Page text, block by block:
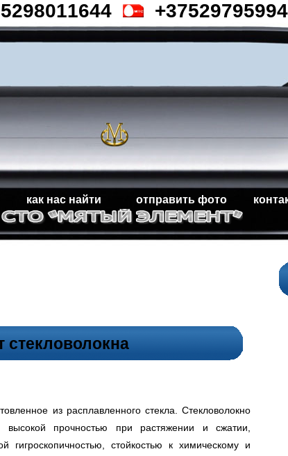
как нас найти отправить фото
стекловолокна
из расплавленного стекла. Стекловолокно
высокой прочностью при растяжении и сжатии,
гигроскопичностью, стойкостью к химическому и